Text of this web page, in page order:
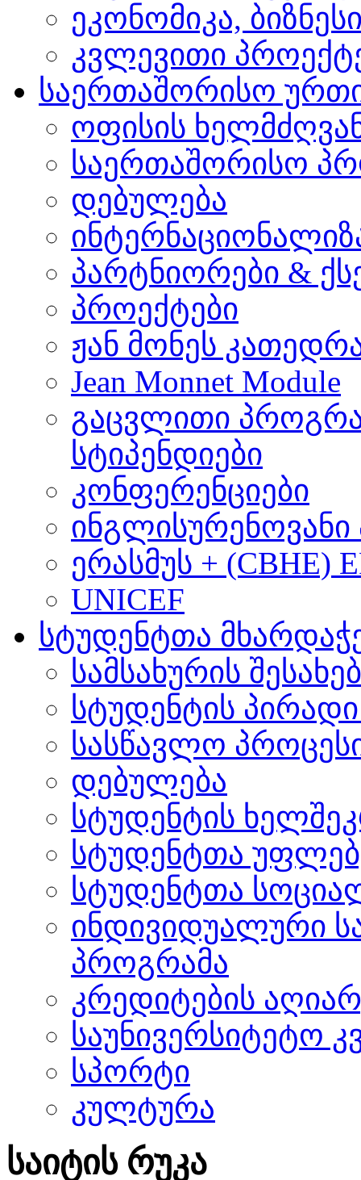
ეკონომიკა,
კვლევითი
საერთაშორისო
ოფისის
საერთაშორისო
დებულება
პარტნიორები &
პროექტები
ჟან მონეს
Jean Monnet Module
გაცვლითი
სტიპენდიები
კონფერენციები
ერასმუს + (CBHE)
UNICEF
სტუდენტთა
სამსახურის შესახებ
სტუდენტის
სასწავლო
დებულება
სტუდენტის
სტუდენტთა
სტუდენტთა
ინდივიდუალური
პროგრამა
კრედიტების
საუნივერსიტეტო
სპორტი
კულტურა
საიტის რუკა